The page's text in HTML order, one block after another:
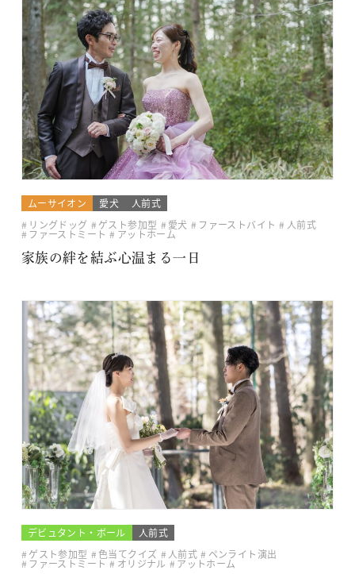
ムーサイオン 愛犬
人前式
リングドッグ
ゲスト参加型 愛犬 ファーストバイト 人前式
ファーストミート
アットホーム
家族の絆を結ぶ心温まる一日
デビュタント・ボール
人前式
ゲスト参加型
色当てクイズ 人前式 ペンライト演出
ファーストミート オリジナル アットホーム